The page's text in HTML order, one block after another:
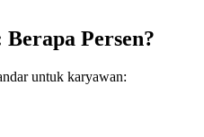
Persen?
untuk karyawan: